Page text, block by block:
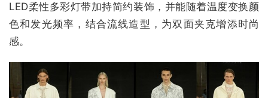
LED柔性多彩灯带加持简约装饰，并能随着温度变换颜
色和发光频率，结合流线造型，为双面夹克增添时尚
感。